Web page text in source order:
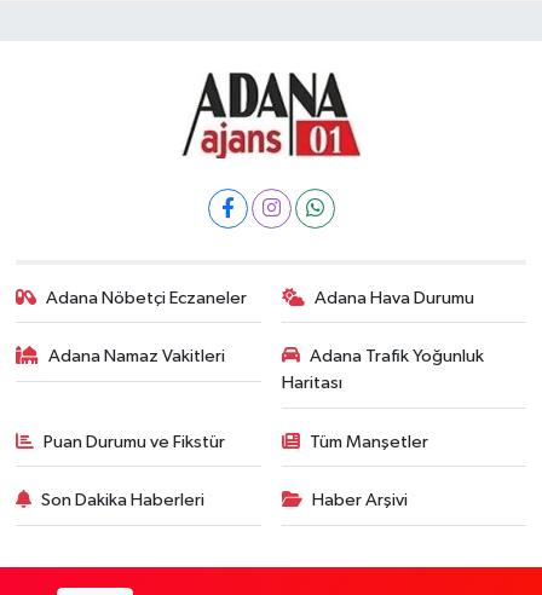
Adana Nöbetçi Eczaneler Adana Hava Durumu
Adana Namaz Vakitleri
Adana Trafik Yoğunluk
Haritası
Puan Durumu ve Fikstür Tüm Manşetler
Son Dakika Haberleri Haber Arşivi